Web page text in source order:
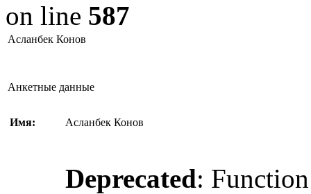
on line 587
Асланбек Конов
Анкетные данные
Имя: Асланбек Конов
Deprecated: